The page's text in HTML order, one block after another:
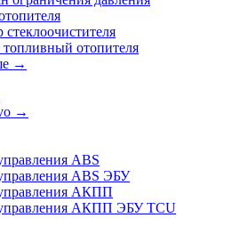
топливный отопителя
→
→
ABS
ABS ЭБУ
АКПП
АКПП ЭБУ TCU